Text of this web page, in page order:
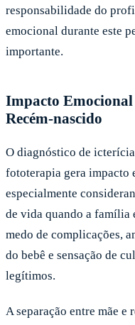
responsabilidade do
emocional durante este
importante.
Impacto Emocional
Recém-nascido
O diagnóstico de
fototerapia gera
especialmente
de vida quando a família
medo de complicações,
do bebê e sensação de
legítimos.
A separação entre mãe e